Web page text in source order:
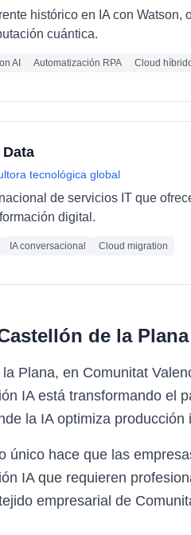
histórico en IA con
cuántica.
AI Automatización RPA Cloud
Data
tecnológica global
de servicios IT que
digital.
IA conversacional Cloud migration
de la Plana
Plana, en Comunitat
IA está transformando el
la IA optimiza
único hace que las
IA que requieren
empresarial de